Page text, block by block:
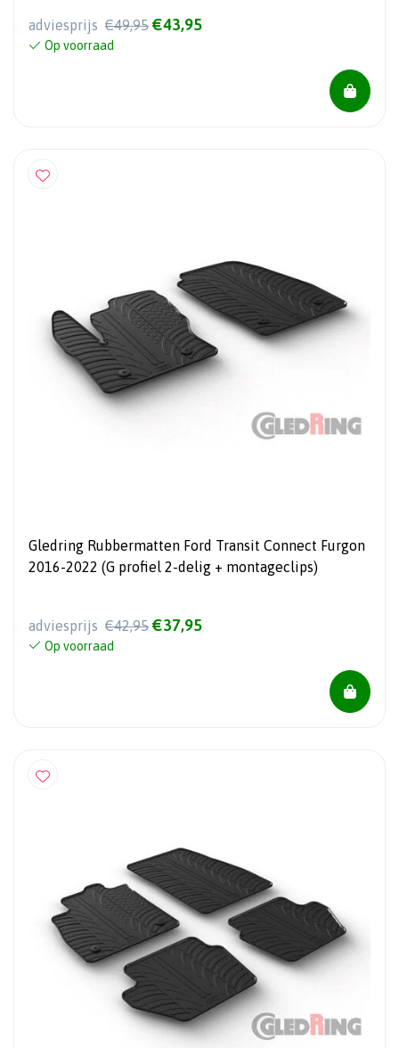
adviesprijs €49,95 €43,95
Op voorraad
Gledring Rubbermatten Ford Transit Connect Furgon
2016-2022 (G profiel 2-delig + montageclips)
adviesprijs €42,95 €37,95
Op voorraad